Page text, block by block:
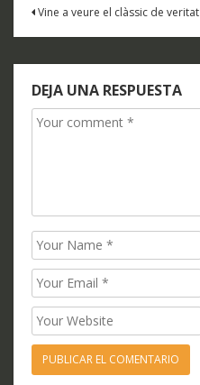
Navegación
de
entradas
Vine a veure el clàssic de veritat
DEJA UNA RESPUESTA
Comment
Name
Email
Website